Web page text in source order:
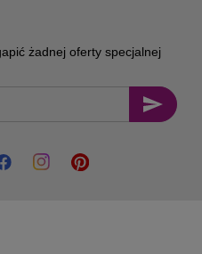
żadnej oferty specjalnej